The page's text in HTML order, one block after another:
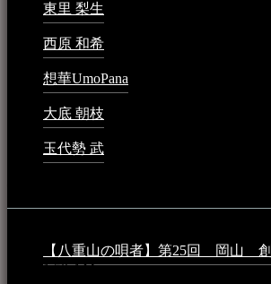
東里 梨生
西原 和希
想華UmoPana
大底 朝枝
玉代勢 武
【八重山の唄者】第25回 岡山 創
1:50 AM